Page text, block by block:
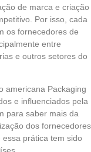
de marca e criação
Por isso, cada
os fornecedores de
entre
e outros setores do
americana Packaging
e influenciados pela
para saber mais da
dos fornecedores
prática tem sido